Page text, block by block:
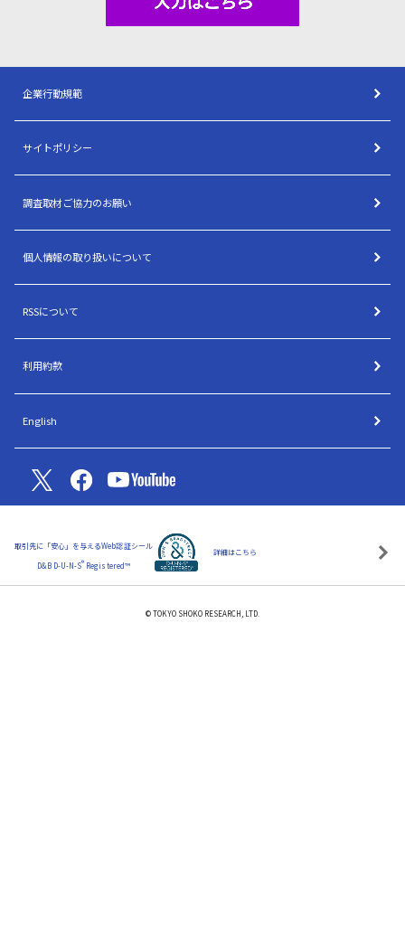
企業行動規範
サイトポリシー
調査取材ご協力のお願い
個人情報の取り扱いについて
RSSについて
利用約款
English
© TOKYO SHOKO RESEARCH, LTD.
取引先に「安心」を与えるWeb認証シール
D&B D-U-N-S® Registered™
詳細はこちら